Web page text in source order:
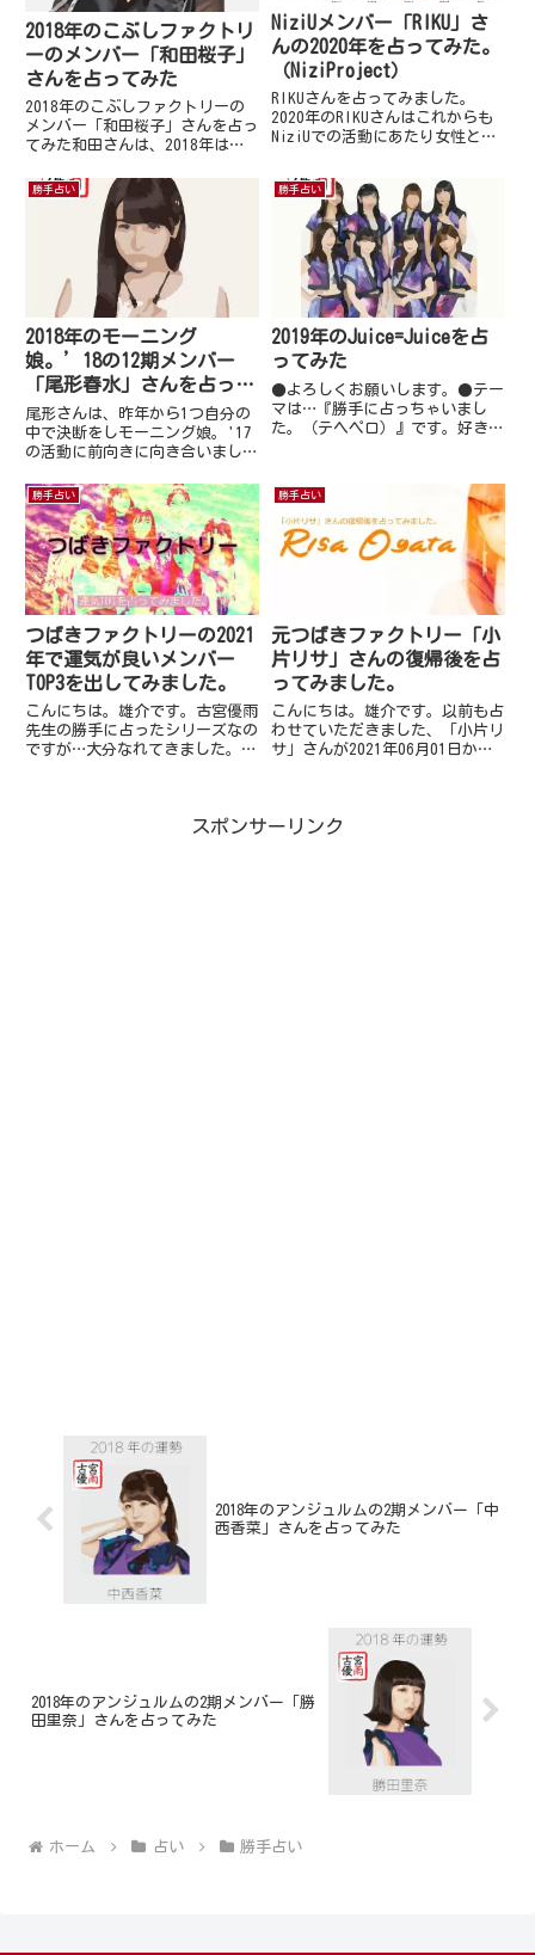
2018年のこぶしファクトリ
ーのメンバー「和田桜子」
さんを占ってみた
2018年のこぶしファクトリーの
メンバー「和田桜子」さんを占っ
てみた和田さんは、2018年はメ
クトリーのメンバーとして活動し
ています。2018年のスタート時
期には、以前のこぶしファクトリ
ーを引っ張っているようで...
NiziUメンバー「RIKU」さ
んの2020年を占ってみた。
（NiziProject）
RIKUさんを占ってみました。
2020年のRIKUさんはこれからも
NiziUでの活動にあたり女性とし
面を見いだせるでしょう。RIKU
さんには自然と華があり、意識せ
ずとも眼が向いてしまうようで
す。これにはもともと...
勝手占い
2018年のモーニング
娘。’18の12期メンバー
「尾形春水」さんを占って
みた
尾形さんは、昨年から1つ自分の
中で決断をしモーニング娘。'17
の活動に前向きに向き合いまし
ることが多かったようですが、消
化しつつあります。しかし、同期
や後輩に対して若干嫉妬心を出し
てしまうことがあり「なんで、
あ...
勝手占い
2019年のJuice=Juiceを占
ってみた
●よろしくお願いします。●テー
マは…『勝手に占っちゃいまし
た。（テヘペロ）』です。好きな
して、私勝手に占っちゃいまし
た。(*^^*)●今回は2019年の
Juice=Juiceを占っ...
勝手占い
つばきファクトリーの2021
年で運気が良いメンバー
TOP3を出してみました。
こんにちは。雄介です。古宮優雨
先生の勝手に占ったシリーズなの
ですが…大分なれてきました。今
予感（？）なユニット。「つばき
勝手占い
元つばきファクトリー「小
片リサ」さんの復帰後を占
ってみました。
こんにちは。雄介です。以前も占
わせていただきました、「小片リ
サ」さんが2021年06月01日から
れからの活動の繁栄を祈りまし
スポンサーリンク
2018年のアンジュルムの2期メンバー「中
西香菜」さんを占ってみた
2018年のアンジュルムの2期メンバー「勝
田里奈」さんを占ってみた
ホーム 占い 勝手占い